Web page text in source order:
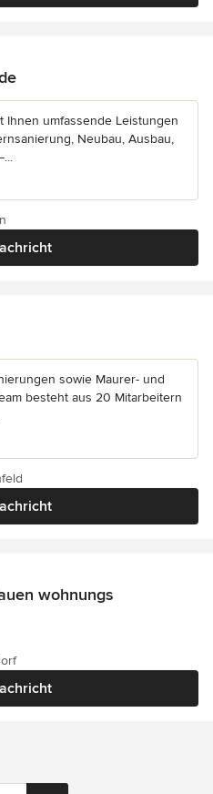
umfassende Leistungen
Neubau, Ausbau,
sowie Maurer- und
besteht aus 20 Mitarbeitern
wohnungs